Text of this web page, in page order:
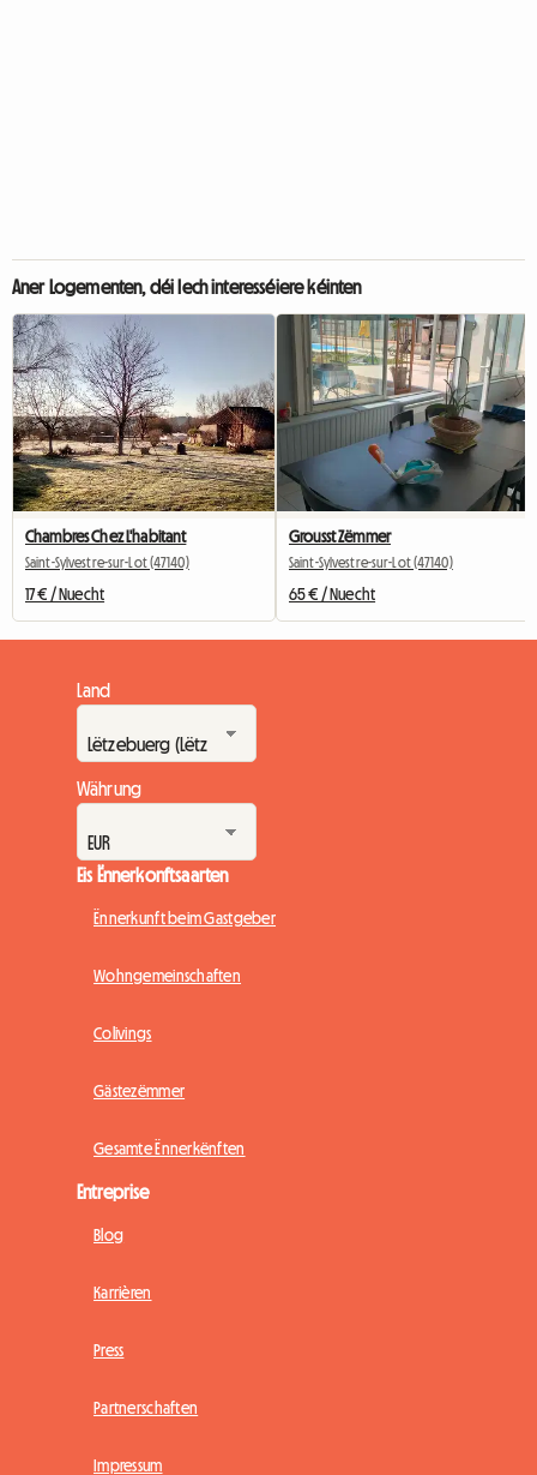
Aner Logementen, déi Iech interesséiere kéinten
Chambres Chez L'habitant
Saint-Sylvestre-sur-Lot (47140)
17 € / Nuecht
Grousst Zëmmer
Saint-Sylvestre-sur-Lot (47140)
65 € / Nuecht
Land
Währung
Eis Ënnerkonftsaarten
Ënnerkunft beim Gastgeber
Wohngemeinschaften
Colivings
Gästezëmmer
Gesamte Ënnerkënften
Entreprise
Blog
Karrièren
Press
Partnerschaften
Impressum